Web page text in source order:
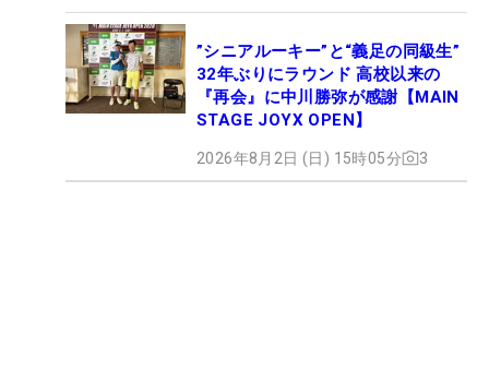
”シニアルーキー”と“義足の同級生”
32年ぶりにラウンド 高校以来の
『再会』に中川勝弥が感謝【MAIN
STAGE JOYX OPEN】
2026年8月2日 (日) 15時05分 3